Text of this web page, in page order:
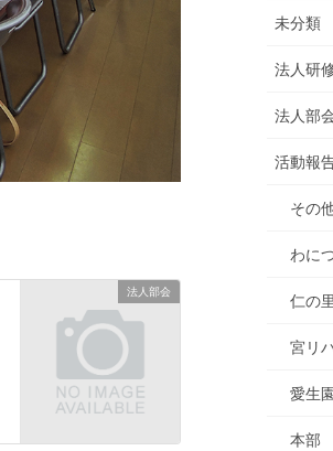
法人部会
未分類
法人研
法人部
活動報
その
わに
仁の里
宮リ
愛生園
本部